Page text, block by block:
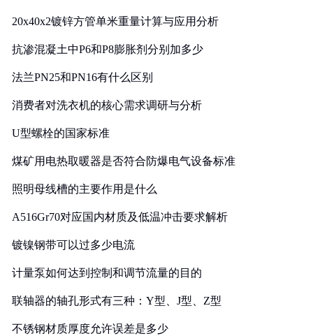
20x40x2镀锌方管单米重量计算与应用分析
抗渗混凝土中P6和P8膨胀剂分别加多少
法兰PN25和PN16有什么区别
消费者对洗衣机的核心需求调研与分析
U型螺栓的国家标准
煤矿用电热取暖器是否符合防爆电气设备标准
照明母线槽的主要作用是什么
A516Gr70对应国内材质及低温冲击要求解析
镀镍钢带可以过多少电流
计量泵如何达到控制和调节流量的目的
联轴器的轴孔形式有三种：Y型、J型、Z型
不锈钢材质厚度允许误差是多少